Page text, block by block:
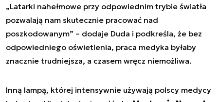
„Latarki nahełmowe przy odpowiednim trybie światła
pozwalają nam skutecznie pracować nad
poszkodowanym” – dodaje Duda i podkreśla, że bez
odpowiedniego oświetlenia, praca medyka byłaby
znacznie trudniejsza, a czasem wręcz niemożliwa.
Inną lampą, której intensywnie używają polscy medycy